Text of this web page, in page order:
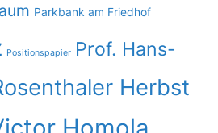
Parkbank am Friedhof
Positionspapier Prof. Hans-
Herbst